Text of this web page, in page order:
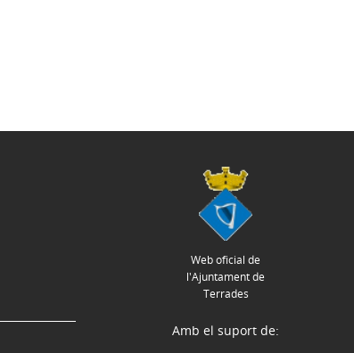
Web oficial de
l'Ajuntament de
Terrades
Amb el suport de: